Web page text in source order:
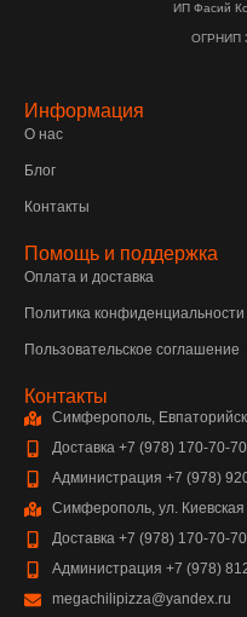
ИП Фасий
ОГРНИП
Информация
О нас
Блог
Контакты
Помощь и поддержка
Оплата и доставка
Политика конфиденциальности
Пользовательское соглашение
Контакты
Симферополь,
Доставка +7 (978) 170-70-70
Администрация +7 (978)
Симферополь, ул.
Доставка +7 (978) 170-70-70
Администрация +7 (978)
megachilipizza@yandex.ru